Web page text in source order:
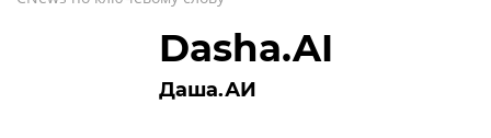
Dasha.AI
Даша.АИ